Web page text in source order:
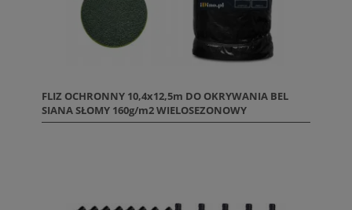
FLIZ OCHRONNY 10,4x12,5m DO OKRYWANIA BEL
SIANA SŁOMY 160g/m2 WIELOSEZONOWY